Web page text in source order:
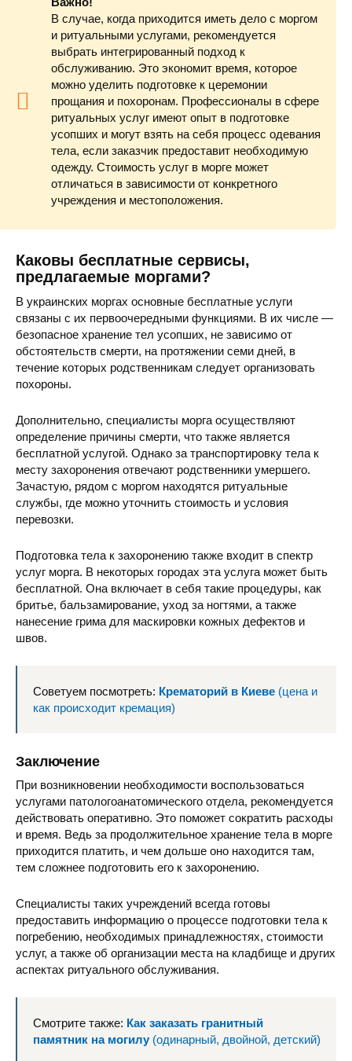
В случае, когда приходится иметь дело с моргом
и ритуальными услугами, рекомендуется
выбрать интегрированный подход к
обслуживанию. Это экономит время, которое
можно уделить подготовке к церемонии
прощания и похоронам. Профессионалы в сфере
ритуальных услуг имеют опыт в подготовке
усопших и могут взять на себя процесс одевания
тела, если заказчик предоставит необходимую
одежду. Стоимость услуг в морге может
отличаться в зависимости от конкретного
учреждения и местоположения.
Каковы бесплатные сервисы,
предлагаемые моргами?
В украинских моргах основные бесплатные услуги
связаны с их первоочередными функциями. В их числе —
безопасное хранение тел усопших, не зависимо от
обстоятельств смерти, на протяжении семи дней, в
течение которых родственникам следует организовать
похороны.
Дополнительно, специалисты морга осуществляют
определение причины смерти, что также является
бесплатной услугой. Однако за транспортировку тела к
месту захоронения отвечают родственники умершего.
Зачастую, рядом с моргом находятся ритуальные
службы, где можно уточнить стоимость и условия
перевозки.
Подготовка тела к захоронению также входит в спектр
услуг морга. В некоторых городах эта услуга может быть
бесплатной. Она включает в себя такие процедуры, как
бритье, бальзамирование, уход за ногтями, а также
нанесение грима для маскировки кожных дефектов и
швов.
Советуем посмотреть: Крематорий в Киеве (цена и
как происходит кремация)
Заключение
При возникновении необходимости воспользоваться
услугами патологоанатомического отдела, рекомендуется
действовать оперативно. Это поможет сократить расходы
и время. Ведь за продолжительное хранение тела в морге
приходится платить, и чем дольше оно находится там,
тем сложнее подготовить его к захоронению.
Специалисты таких учреждений всегда готовы
предоставить информацию о процессе подготовки тела к
погребению, необходимых принадлежностях, стоимости
услуг, а также об организации места на кладбище и других
аспектах ритуального обслуживания.
Смотрите также: Как заказать гранитный
памятник на могилу (одинарный, двойной, детский)